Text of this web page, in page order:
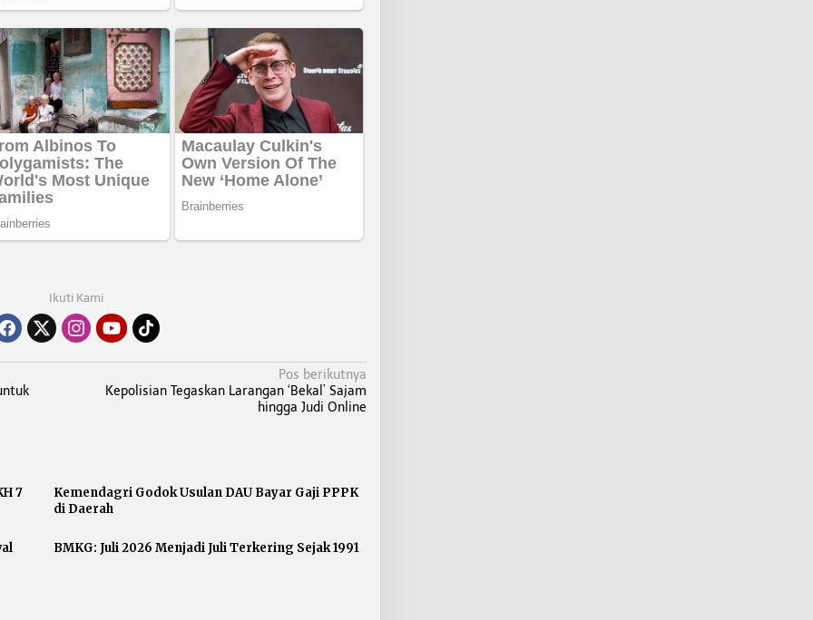
Ikuti Kami
Pos berikutnya
Kepolisian Tegaskan Larangan ‘Bekal’ Sajam
hingga Judi Online
7
Kemendagri Godok Usulan DAU Bayar Gaji PPPK
di Daerah
BMKG: Juli 2026 Menjadi Juli Terkering Sejak 1991